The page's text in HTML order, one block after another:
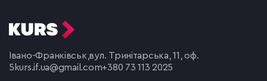
Івано-Франківськ,вул. Тринітарська, 11, оф.
5 kurs.if.ua@gmail.com+380 73 113 2025